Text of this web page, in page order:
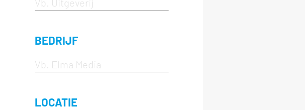
BEDRIJF
LOCATIE